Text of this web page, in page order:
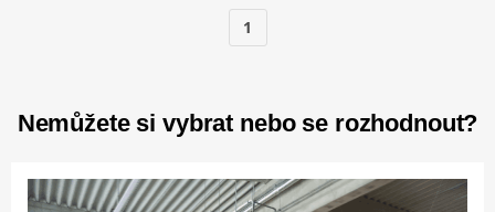
1
Nemůžete si vybrat nebo se rozhodnout?